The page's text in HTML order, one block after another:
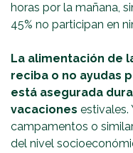
horas por la mañana,
45% no participan en
La alimentación de
reciba o no ayudas
está asegurada
vacaciones estivales.
campamentos o
del nivel